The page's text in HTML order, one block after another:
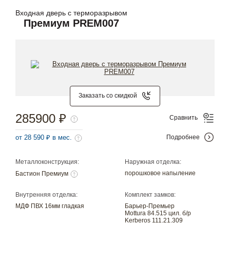
Входная дверь с терморазрывом
Премиум PREM007
Заказать со скидкой
Металлоконструкция:
Бастион Премиум
Наружная отделка:
порошковое напыление
Внутренняя отделка:
МДФ ПВХ 16мм гладкая
Комплект замков:
Барьер-Премьер
Mottura 84.515 цил. б/р
Kerberos 111.21.309
285900 ₽
от 28 590 ₽ в мес.
Сравнить
Подробнее